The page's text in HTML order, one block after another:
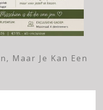
Maar Je Kan Een